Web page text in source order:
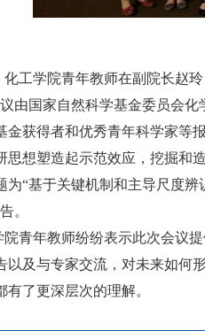
化工学院青年教师在副院长赵
由国家自然科学基金委员会
金获得者和优秀青年科学家等
思想塑造起示范效应，挖掘和
为“基于关键机制和主导尺度
。
青年教师纷纷表示此次会议
以及与专家交流，对未来如何
了更深层次的理解。